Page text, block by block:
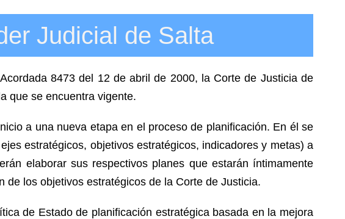
Judicial de Salta
8473 del 12 de abril de 2000, la Corte de Justicia de
que se encuentra vigente.
a una nueva etapa en el proceso de planificación. En él se
estratégicos, objetivos estratégicos, indicadores y metas) a
elaborar sus respectivos planes que estarán íntimamente
de los objetivos estratégicos de la Corte de Justicia.
de Estado de planificación estratégica basada en la mejora